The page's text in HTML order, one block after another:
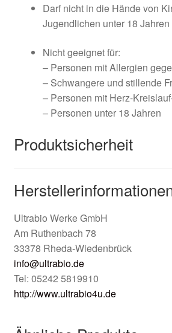
Darf nicht in die Hände von
Jugendlichen unter 18
Nicht geeignet für:
– Personen mit Allergien
– Schwangere und stillende
– Personen mit Herz-
– Personen unter 18 Jahren
Produktsicherheit
Ultrabio Werke GmbH
Am Ruthenbach 78
33378 Rheda-Wiedenbrück
info@ultrabio.de
Tel: 05242 5819910
http://www.ultrabio4u.de